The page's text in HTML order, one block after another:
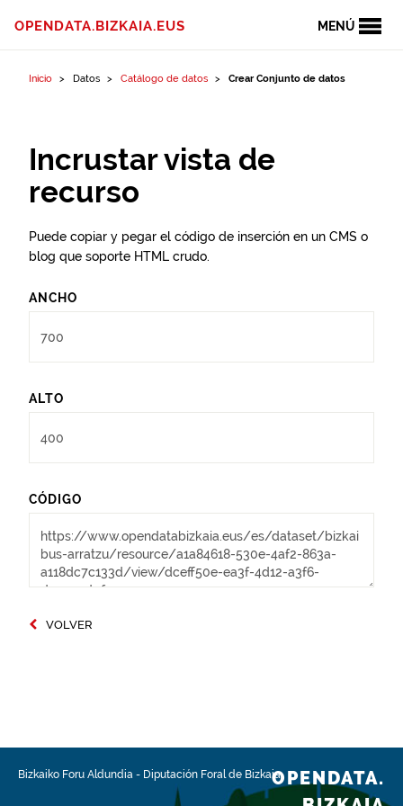
MENÚ
OPENDATA.BIZKAIA.EUS
Inicio Datos Catálogo de datos Crear Conjunto de datos
Incrustar vista de
recurso
Puede copiar y pegar el código de inserción en un CMS o
blog que soporte HTML crudo.
ANCHO
ALTO
CÓDIGO
VOLVER
Bizkaiko Foru Aldundia - Diputación Foral de BizkaiaOPENDATA.